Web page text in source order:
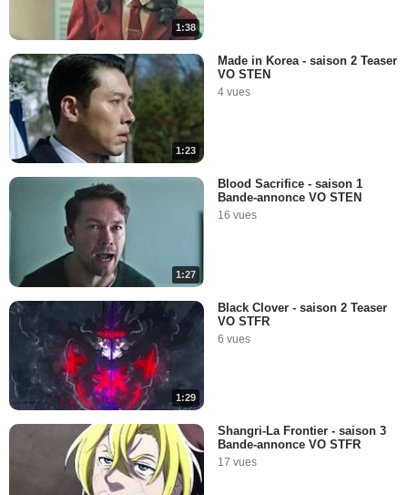
1:38
1:23
Made in Korea - saison 2 Teaser
VO STEN
4 vues
1:27
Blood Sacrifice - saison 1
Bande-annonce VO STEN
16 vues
1:29
Black Clover - saison 2 Teaser
VO STFR
6 vues
Shangri-La Frontier - saison 3
Bande-annonce VO STFR
17 vues